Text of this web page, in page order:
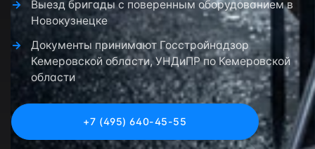
Выезд бригады с поверенным оборудованием в
Новокузнецке
Документы принимают Госстройнадзор
Кемеровской области, УНДиПР по Кемеровской
области
+7 (495) 640-45-55